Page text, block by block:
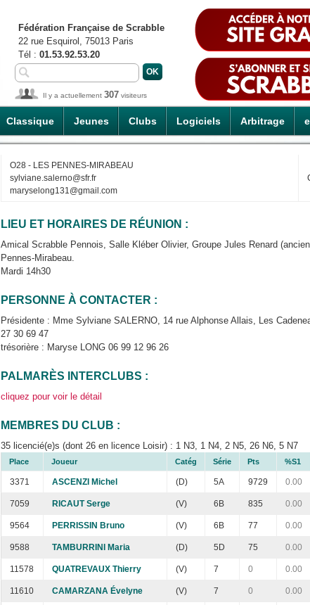
Classique Jeunes Clubs Logiciels Arbitrage
Fédération Française de Scrabble
22 rue Esquirol, 75013 Paris
Tél : 01.53.92.53.20
Il y a actuellement 307 visiteurs
O28 - LES PENNES-MIRABEAU
sylviane.salerno@sfr.fr
maryselong131@gmail.com
LIEU ET HORAIRES DE RÉUNION :
Amical Scrabble Pennois, Salle Kléber Olivier, Groupe Jules Renard
Pennes-Mirabeau.
Mardi 14h30
PERSONNE À CONTACTER :
Présidente : Mme Sylviane SALERNO, 14 rue Alphonse Allais, Les
27 30 69 47
trésorière : Maryse LONG 06 99 12 96 26
PALMARÈS INTERCLUBS :
cliquez pour voir le détail
MEMBRES DU CLUB :
35 licencié(e)s (dont 26 en licence Loisir) : 1 N3, 1 N4, 2 N5, 26 N6, 5 N7
Place Joueur Catég Série Pts %S1
3371 ASCENZI Michel (D) 5A 9729 0.00
7059 RICAUT Serge (V) 6B 835 0.00
9564 PERRISSIN Bruno (V) 6B 77 0.00
9588 TAMBURRINI Maria (D) 5D 75 0.00
11578 QUATREVAUX Thierry (V) 7 0 0.00
11610 CAMARZANA Évelyne (V) 7 0 0.00